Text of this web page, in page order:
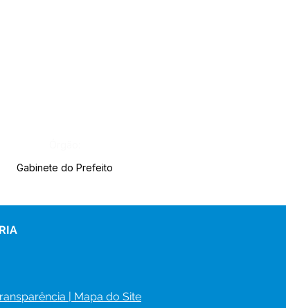
Gabinete do Prefeito
| Mapa do Site